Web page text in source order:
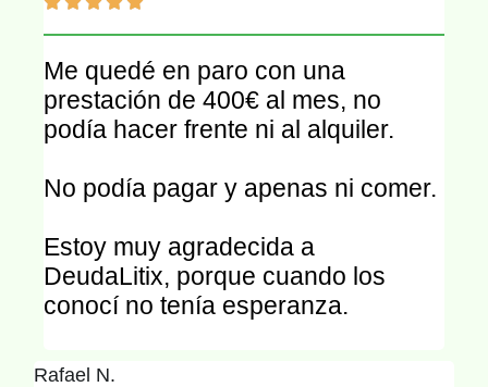
Me quedé en paro con una
prestación de 400€ al mes, no
podía hacer frente ni al alquiler.
No podía pagar y apenas ni comer.
Estoy muy agradecida a
DeudaLitix, porque cuando los
conocí no tenía esperanza.
Rafael N.